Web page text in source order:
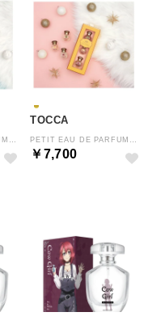
TOCCA
￥7,700